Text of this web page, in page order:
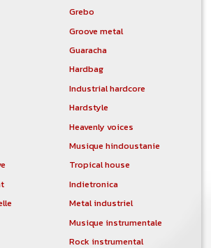
Grebo
Groove metal
Guaracha
Hardbag
Industrial hardcore
Hardstyle
Heavenly voices
Musique hindoustanie
Tropical house
Indietronica
Metal industriel
Musique instrumentale
Rock instrumental